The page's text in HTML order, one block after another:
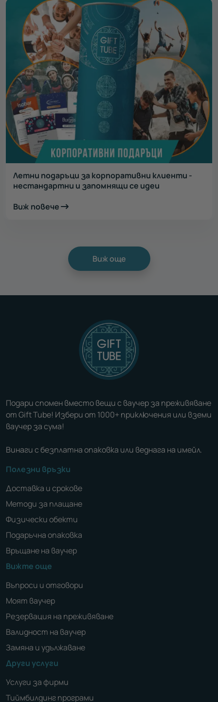
Летни подаръци за корпоративни клиенти -
нестандартни и запомнящи се идеи
Виж повече
Виж още
Подари спомен вместо вещи с ваучер за преживяване
от Gift Tube! Избери от 1000+ приключения или вземи
ваучер за сума!
Винаги с безплатна опаковка или веднага на имейл.
Полезни връзки
Доставка и срокове
Методи за плащане
Физически обекти
Подаръчна опаковка
Връщане на ваучер
Вижте още
Въпроси и отговори
Моят ваучер
Резервация на преживяване
Валидност на ваучер
Замяна и удължаване
Други услуги
Услуги за фирми
Тиймбилдинг програми